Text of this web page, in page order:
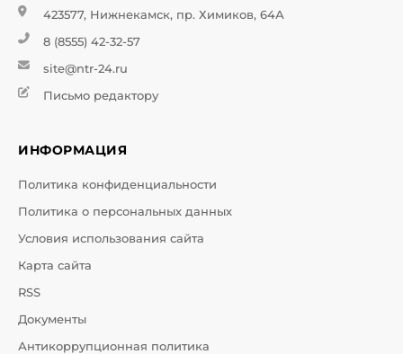
423577, Нижнекамск, пр. Химиков, 64А
8 (8555) 42-32-57
site@ntr-24.ru
Письмо редактору
ИНФОРМАЦИЯ
Политика конфиденциальности
Политика о персональных данных
Условия использования сайта
Карта сайта
RSS
Документы
Антикоррупционная политика